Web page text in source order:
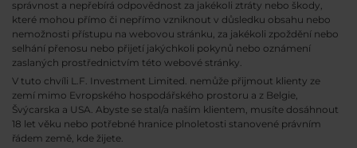
správnost a nepřebírá odpovědnost za jakékoli ztráty nebo škody,
které mohou přímo či nepřímo vzniknout v důsledku obsahu nebo
nemožnosti přístupu na webovou stránku, za jakékoli zpoždění nebo
selhání přenosu nebo přijetí jakýchkoli pokynů nebo oznámení
zaslaných prostřednictvím této webové stránky.
V tuto chvíli L.F. Investment Limited. nemůže přijmout klienty ze
zemí mimo Evropského hospodářského prostoru a z Belgie,
Švýcarska a USA. Abyste se stal/a naším klientem, musíte dosáhnout
18 let věku nebo potřebné hranice plnoletosti stanovené právním
řádem země, kde žijete.